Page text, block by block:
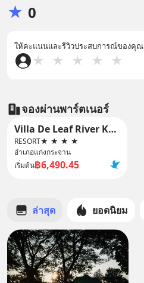
★ 0
ให้คะแนนและรีวิวประสบการณ์ของคุณ
★ ★ ★ ★ ★
จองผ่านพาร์ตเนอร์
Villa De Leaf River Kaeng Krachan
RESORT★ ★ ★ ★
อำเภอแก่งกระจาน
เริ่มต้น฿6,490.45
ล่าสุด ยอดนิยม